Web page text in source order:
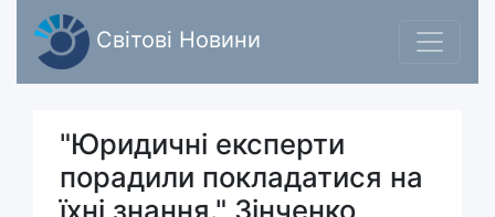
Світові Новини
"Юридичні експерти
порадили покладатися на
їхні знання." Зінченко